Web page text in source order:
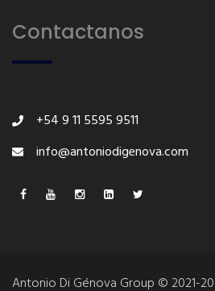
Contactanos
+54 9 11 5595 9511
info@antoniodigenova.com
Antonio Di Génova Group © 2021-